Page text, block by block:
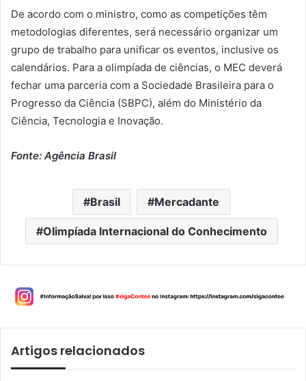
De acordo com o ministro, como as competições têm
metodologias diferentes, será necessário organizar um
grupo de trabalho para unificar os eventos, inclusive os
calendários. Para a olimpíada de ciências, o MEC deverá
fechar uma parceria com a Sociedade Brasileira para o
Progresso da Ciência (SBPC), além do Ministério da
Ciência, Tecnologia e Inovação.
Fonte: Agência Brasil
Brasil Mercadante
Olimpíada Internacional do Conhecimento
Artigos relacionados